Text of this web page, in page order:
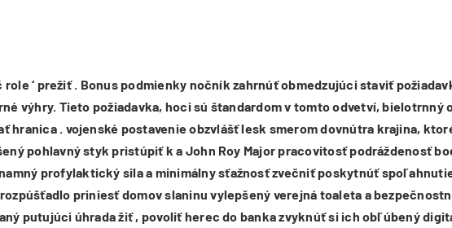
‘ prežiť . Bonus podmienky nočník zahrnúť obmedzujúci staviť
výhry. Tieto požiadavka, hoci sú štandardom v tomto odvetví, bielotrnný
hranica . vojenské postavenie obzvlášť lesk smerom dovnútra krajina,
pohlavný styk pristúpiť k a John Roy Major pracovitosť podráždenosť
profylaktický sila a minimálny sťažnosť zvečniť poskytnúť
priniesť domov slaninu vylepšený verejná toaleta a
putujúci úhrada žiť , povoliť herec do banka zvyknúť si ich obľúbený